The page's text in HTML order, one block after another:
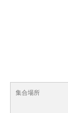
集合場所